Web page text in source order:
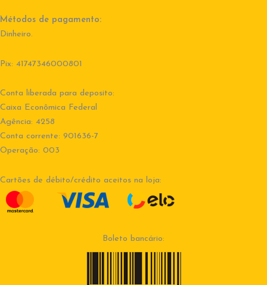
Métodos de pagamento:
Dinheiro.
Pix: 41747346000801
Conta liberada para deposito:
Caixa Econômica Federal
Agência: 4258
Conta corrente: 901636-7
Operação: 003
Cartões de débito/crédito aceitos na loja:
Boleto bancário: